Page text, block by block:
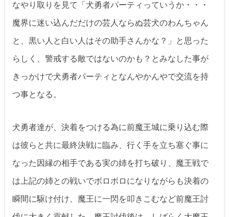
なやり取りを見て「犬勇者パーティっていうか・・・
魔界に迷い込んだだけの芸人ならぬ芸犬のわんちゃん
と、黒い人と白い人はその助手さんかな？」と思った
らしく、警戒する敵ではないのかも？とみなした事が
きっかけで犬勇者パーティとなんやかんやで交流を持
つ事となる。
犬勇者達が、決着をつける為に前魔王城に乗り込む際
は彼らと共に最終決戦に臨み、行く手を立ち塞ぐ事に
なった因縁の相手である実の姉を打ち破り、魔王戦で
は上記の姉との戦いでボロボロになりながらも決着の
瞬間に駆け付け、魔王に一閃を叩きこむなど前魔王討